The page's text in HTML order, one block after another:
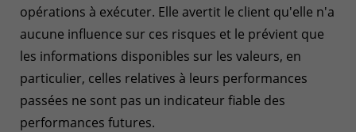
opérations à exécuter. Elle avertit le client qu'elle n'a
aucune influence sur ces risques et le prévient que
les informations disponibles sur les valeurs, en
particulier, celles relatives à leurs performances
passées ne sont pas un indicateur fiable des
performances futures.